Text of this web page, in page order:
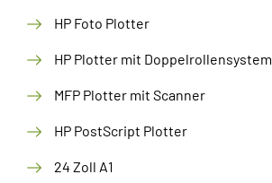
HP Foto Plotter
HP Plotter mit Doppelrollensystem
MFP Plotter mit Scanner
HP PostScript Plotter
24 Zoll A1